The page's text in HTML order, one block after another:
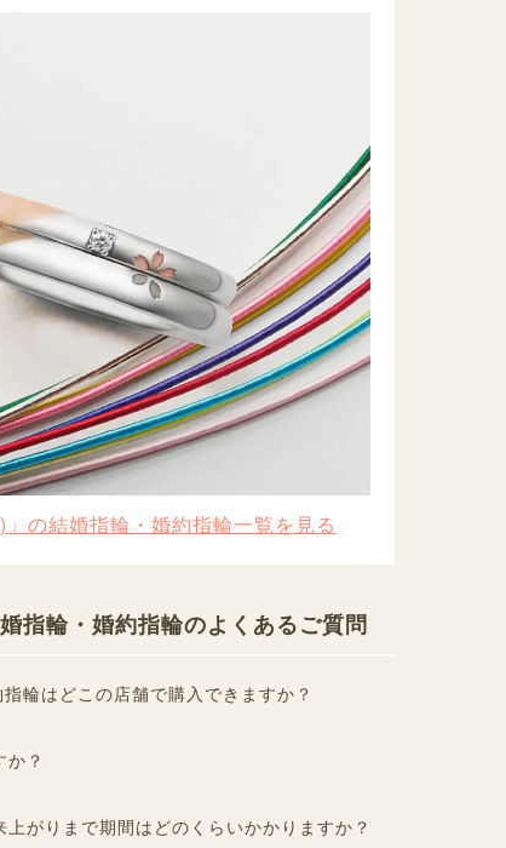
の結婚指輪・婚約指輪一覧を見る
輪・婚約指輪のよくあるご質問
輪はどこの店舗で購入できますか？
？
がりまで期間はどのくらいかかりますか？